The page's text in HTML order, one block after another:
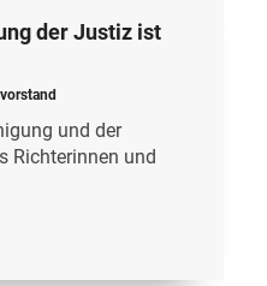
der Justiz ist
und der
Richterinnen und